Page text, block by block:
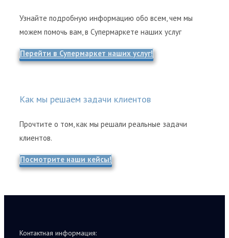
Узнайте подробную информацию обо всем, чем мы
можем помочь вам, в Супермаркете наших услуг
Перейти в Супермаркет наших услуг!
Как мы решаем задачи клиентов
Прочтите о том, как мы решали реальные задачи
клиентов.
Посмотрите наши кейсы!
Контактная информация: